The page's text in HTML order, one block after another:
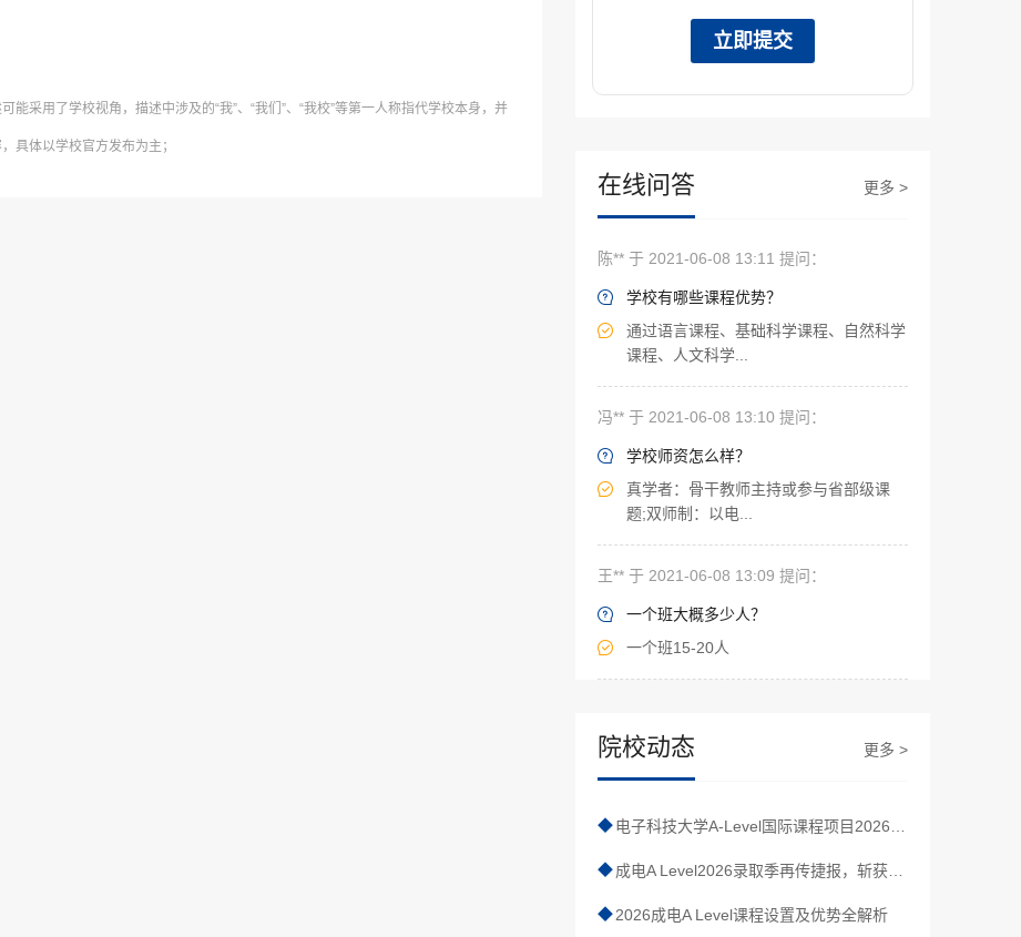
采用了学校视角，描述中涉及的“我”、“我们”、“我校”等第一人称指代学校本身，并
具体以学校官方发布为主；
立即提交
在线问答 更多 >
陈** 于 2021-06-08 13:11 提问：
 学校有哪些课程优势？

通过语言课程、基础科学课程、自然科学
课程、人文科学...
冯** 于 2021-06-08 13:10 提问：
 学校师资怎么样？

真学者：骨干教师主持或参与省部级课
题;双师制：以电...
王** 于 2021-06-08 13:09 提问：
 一个班大概多少人？
 一个班15-20人
院校动态 更多 >
◆
◆
◆ 2026成电A Level课程设置及优势全解析